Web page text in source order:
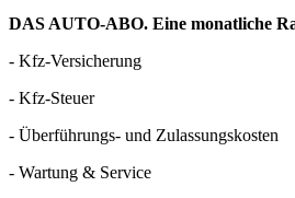
DAS AUTO-ABO. Eine monatliche
- Kfz-Versicherung
- Kfz-Steuer
- Überführungs- und Zulassungskosten
- Wartung & Service